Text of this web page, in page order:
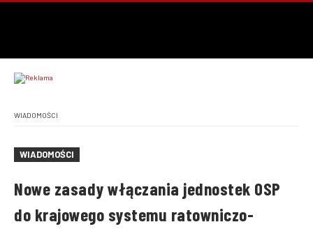
WIADOMOŚCI
WIADOMOŚCI
Nowe zasady włączania jednostek OSP
do krajowego systemu ratowniczo-